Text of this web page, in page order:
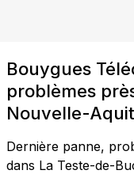
Bouygues
problèmes
Nouvelle-
Dernière panne,
dans La Teste-de-